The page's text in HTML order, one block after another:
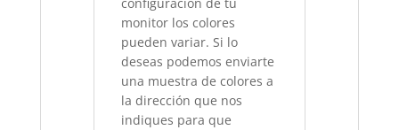
monitor los colores
pueden variar. Si lo
deseas podemos enviarte
una muestra de colores a
la dirección que nos
indiques para que